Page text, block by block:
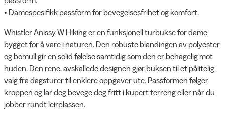
• Damespesifikk passform for bevegelsesfrihet og komfort.
Whistler Anissy W Hiking er en funksjonell turbukse for dame
bygget for å vare i naturen. Den robuste blandingen av polyester
og bomull gir en solid følelse samtidig som den er behagelig mot
huden. Den rene, avskallede designen gjør buksen til et pålitelig
valg fra dagsturer til enklere oppgaver ute. Passformen følger
kroppen og lar deg bevege deg fritt i kupert terreng eller når du
jobber rundt leirplassen.